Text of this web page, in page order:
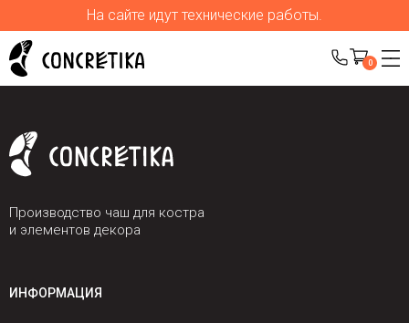
На сайте идут технические работы.
0
Производство чаш для костра
и элементов декора
ИНФОРМАЦИЯ